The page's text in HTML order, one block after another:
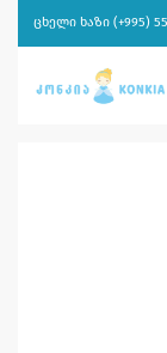
ცხელი ხაზი (+995)